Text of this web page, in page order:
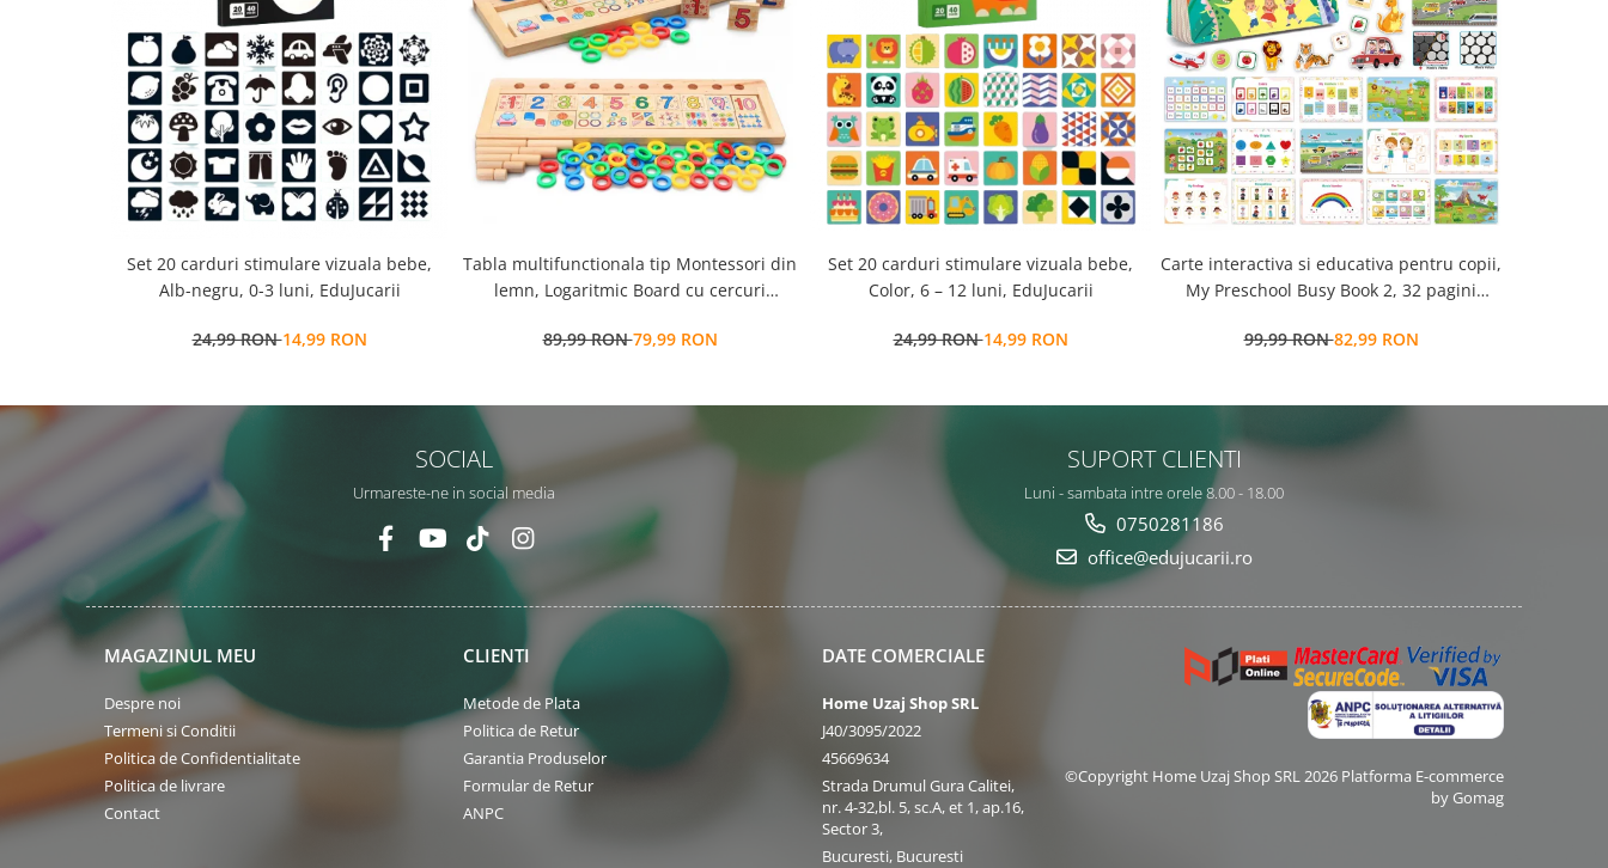
Set 20 carduri stimulare vizuala bebe,
Alb-negru, 0-3 luni, EduJucarii
24,99 RON14,99 RON
Tabla multifunctionala tip Montessori din
lemn, Logaritmic Board cu cercuri
operatiuni matematice
89,99 RON79,99 RON
Set 20 carduri stimulare vizuala bebe,
Color, 6 – 12 luni, EduJucarii
24,99 RON14,99 RON
Carte interactiva si educativa pentru copii,
My Preschool Busy Book 2, 32 pagini
repozitionabile, Limba Engleza, 3 ani+,
99,99 RON82,99 RON
SOCIAL
Urmareste-ne in social media
SUPORT CLIENTI
Luni - sambata intre orele 8.00 - 18.00
0750281186
office@edujucarii.ro
MAGAZINUL MEU
Despre noi
Termeni si Conditii
Politica de Confidentialitate
Politica de livrare
Contact
CLIENTI
Metode de Plata
Politica de Retur
Garantia Produselor
Formular de Retur
ANPC
DATE COMERCIALE
Home Uzaj Shop SRL
J40/3095/2022
45669634
Strada Drumul Gura Calitei,
nr. 4-32,bl. 5, sc.A, et 1, ap.16,
Sector 3,
Bucuresti, Bucuresti
©Copyright Home Uzaj Shop SRL 2026 Platforma E-commerce
by Gomag